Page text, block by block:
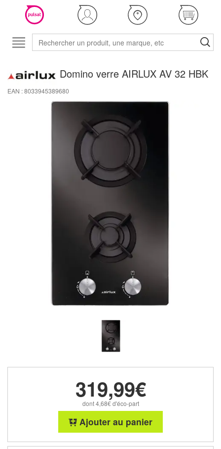
Domino verre AIRLUX AV 32 HBK
EAN : 8033945389680
319,99€
dont 4,68€ d'éco-part
Ajouter au panier